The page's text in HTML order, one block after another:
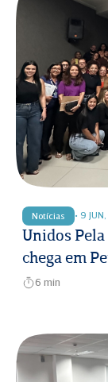
Notícias • 9
Unidos Pela
chega em
6 min